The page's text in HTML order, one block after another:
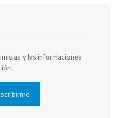
y las informaciones